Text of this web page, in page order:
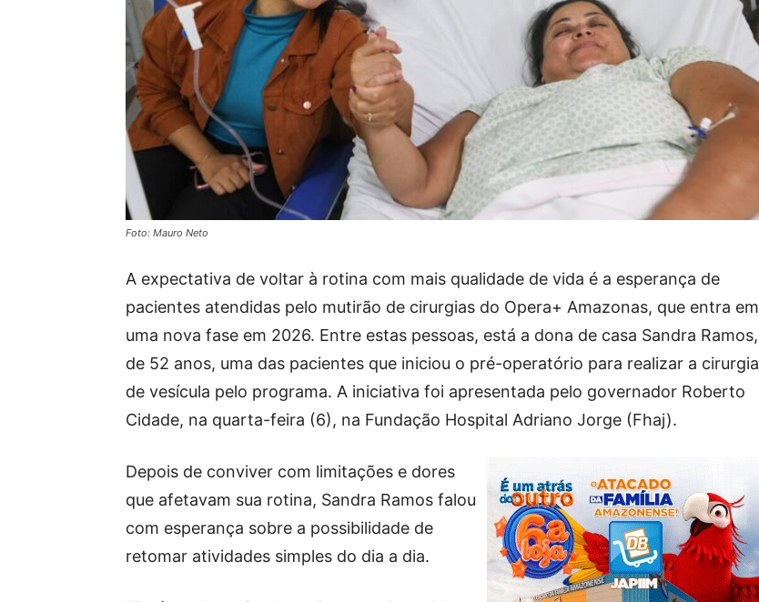
Foto: Mauro Neto
A expectativa de voltar à rotina com mais qualidade de vida é a esperança de
pacientes atendidas pelo mutirão de cirurgias do Opera+ Amazonas, que entra em
uma nova fase em 2026. Entre estas pessoas, está a dona de casa Sandra Ramos,
de 52 anos, uma das pacientes que iniciou o pré-operatório para realizar a cirurgia
de vesícula pelo programa. A iniciativa foi apresentada pelo governador Roberto
Cidade, na quarta-feira (6), na Fundação Hospital Adriano Jorge (Fhaj).
Depois de conviver com limitações e dores
que afetavam sua rotina, Sandra Ramos falou
com esperança sobre a possibilidade de
retomar atividades simples do dia a dia.